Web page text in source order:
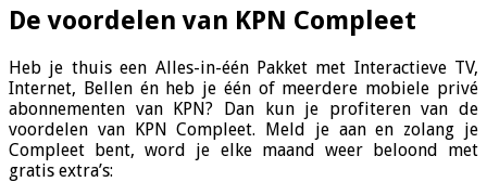
De voordelen van KPN Compleet
Heb je thuis een Alles-in-één Pakket met Interactieve TV,
Internet, Bellen én heb je één of meerdere mobiele privé
abonnementen van KPN? Dan kun je profiteren van de
voordelen van KPN Compleet. Meld je aan en zolang je
Compleet bent, word je elke maand weer beloond met
gratis extra’s: